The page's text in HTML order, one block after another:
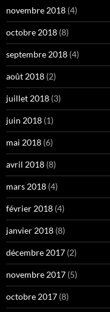
novembre 2018 (4)
octobre 2018 (8)
septembre 2018 (4)
août 2018 (2)
juillet 2018 (3)
juin 2018 (1)
mai 2018 (6)
avril 2018 (8)
mars 2018 (4)
février 2018 (4)
janvier 2018 (8)
décembre 2017 (2)
novembre 2017 (5)
octobre 2017 (8)